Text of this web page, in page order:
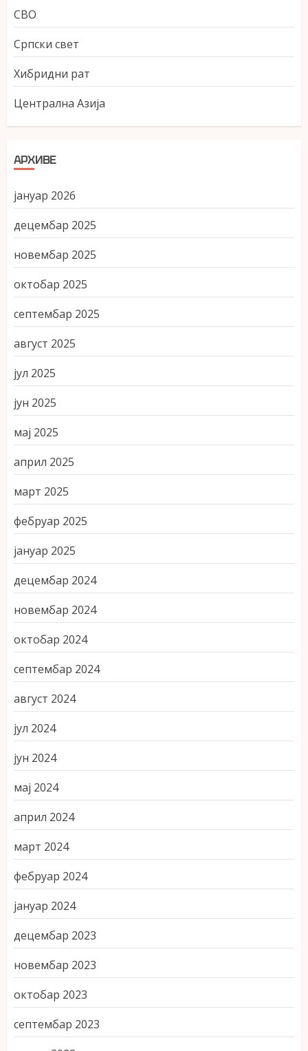
СВО
Српски свет
Хибридни рат
Централна Азија
АРХИВЕ
јануар 2026
децембар 2025
новембар 2025
октобар 2025
септембар 2025
август 2025
јул 2025
јун 2025
мај 2025
април 2025
март 2025
фебруар 2025
јануар 2025
децембар 2024
новембар 2024
октобар 2024
септембар 2024
август 2024
јул 2024
јун 2024
мај 2024
април 2024
март 2024
фебруар 2024
јануар 2024
децембар 2023
новембар 2023
октобар 2023
септембар 2023